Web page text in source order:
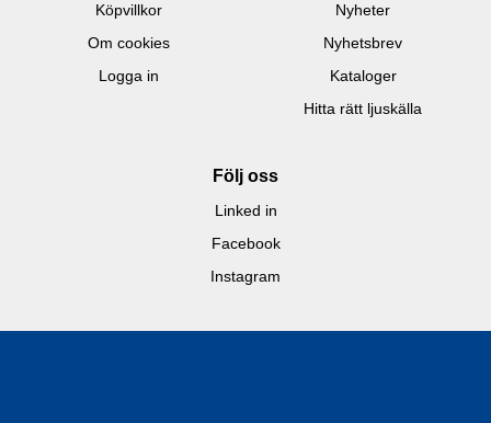
Köpvillkor
Om cookies
Logga in
Nyheter
Nyhetsbrev
Kataloger
Hitta rätt ljuskälla
Följ oss
Linked in
Facebook
Instagram